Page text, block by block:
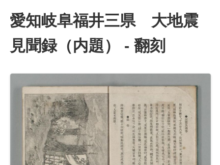
愛知岐阜福井三県 大地震
見聞録（内題） - 翻刻